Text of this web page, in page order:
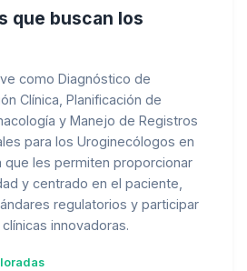
que buscan los
como Diagnóstico de
Clínica, Planificación de
y Manejo de Registros
para los Uroginecólogos en
que les permiten proporcionar
y centrado en el paciente,
regulatorios y participar
innovadoras.